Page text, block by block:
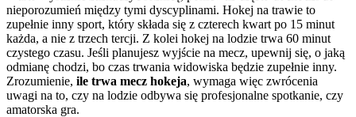
nieporozumień między tymi dyscyplinami. Hokej na trawie to
zupełnie inny sport, który składa się z czterech kwart po 15 minut
każda, a nie z trzech tercji. Z kolei hokej na lodzie trwa 60 minut
czystego czasu. Jeśli planujesz wyjście na mecz, upewnij się, o jaką
odmianę chodzi, bo czas trwania widowiska będzie zupełnie inny.
Zrozumienie, ile trwa mecz hokeja, wymaga więc zwrócenia
uwagi na to, czy na lodzie odbywa się profesjonalne spotkanie, czy
amatorska gra.